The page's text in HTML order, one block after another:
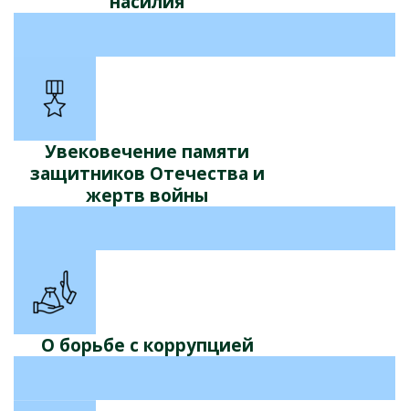
Увековечение памяти
защитников Отечества и
жертв войны
О борьбе с коррупцией